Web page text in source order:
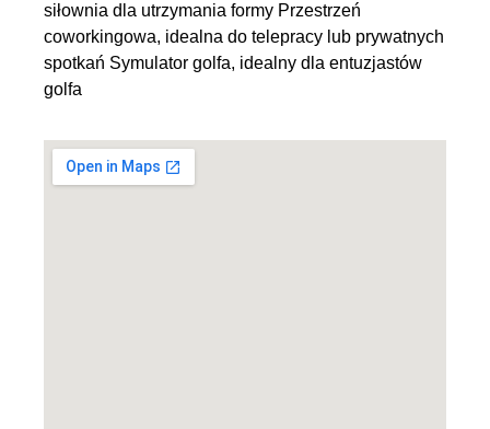
siłownia dla utrzymania formy Przestrzeń
coworkingowa, idealna do telepracy lub prywatnych
spotkań Symulator golfa, idealny dla entuzjastów
golfa